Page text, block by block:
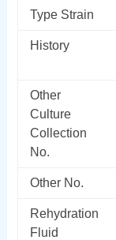
Type Strain
History
Other
Culture
Collection
No.
Other No.
Rehydration
Fluid